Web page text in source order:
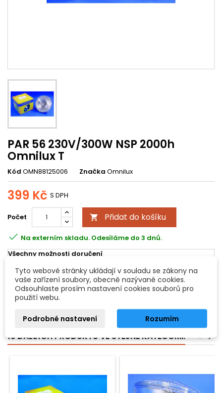
PAR 56 230V/300W NSP 2000h
Omnilux T
Kód OMN88125006 Značka Omnilux
399 Kč S DPH
Počet  Přidat do košíku
 Na externím skladu. Odesíláme do 3 dnů.
Všechny možnosti doručení
POPIS DETAILY PRODUKTU
16 DALŠÍCH PRODUKTŮ VE STEJNÉ KATEGORII: >
<
Tyto webové stránky ukládají v souladu se zákony na
vaše zařízení soubory, obecně nazývané cookies.
Odsouhlaste prosím nastavení cookies souborů pro
použití webu.
Podrobné nastavení Rozumím